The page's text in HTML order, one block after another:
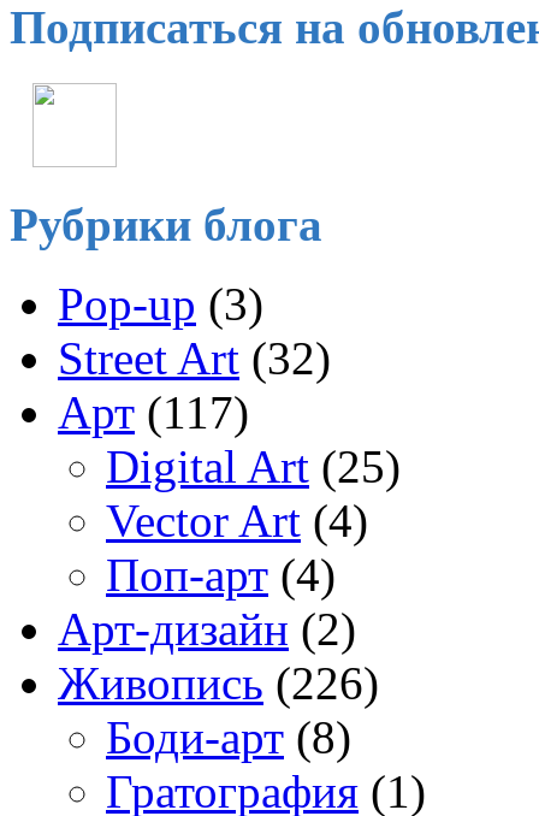
Подписаться на
Рубрики блога
Pop-up (3)
Street Art (32)
Арт (117)
Digital Art (25)
Vector Art (4)
Поп-арт (4)
Арт-дизайн (2)
Живопись (226)
Боди-арт (8)
Гратография (1)